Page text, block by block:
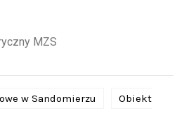
MZS
w Sandomierzu
Obiekt